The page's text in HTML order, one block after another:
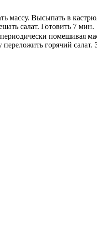
массу. Высыпать в
салат. Готовить 7 мин.
помешивая
горячий салат.